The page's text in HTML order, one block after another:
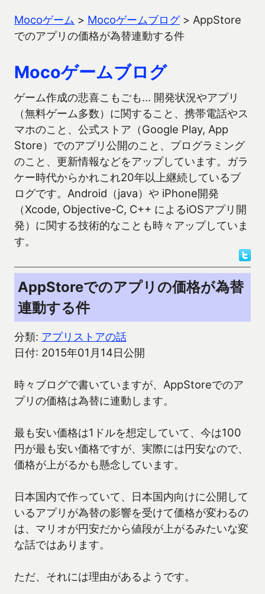
Mocoゲーム > Mocoゲームブログ> AppStore
でのアプリの価格が為替連動する件
Mocoゲームブログ
ゲーム作成の悲喜こもごも… 開発状況やアプリ
（無料ゲーム多数）に関すること、携帯電話やス
マホのこと、公式ストア（Google Play, App
Store）でのアプリ公開のこと、プログラミング
のこと、更新情報などをアップしています。ガラ
ケー時代からかれこれ20年以上継続しているブ
ログです。Android（java）や iPhone開発
（Xcode, Objective-C, C++ によるiOSアプリ開
発）に関する技術的なことも時々アップしていま
す。
AppStoreでのアプリの価格が為替
連動する件
分類: アプリストアの話
日付: 2015年01月14日公開
時々ブログで書いていますが、AppStoreでのア
プリの価格は為替に連動します。
最も安い価格は1ドルを想定していて、今は100
円が最も安い価格ですが、実際には円安なので、
価格が上がるかも懸念しています。
日本国内で作っていて、日本国内向けに公開して
いるアプリが為替の影響を受けて価格が変わるの
は、マリオが円安だから値段が上がるみたいな変
な話ではあります。
ただ、それには理由があるようです。